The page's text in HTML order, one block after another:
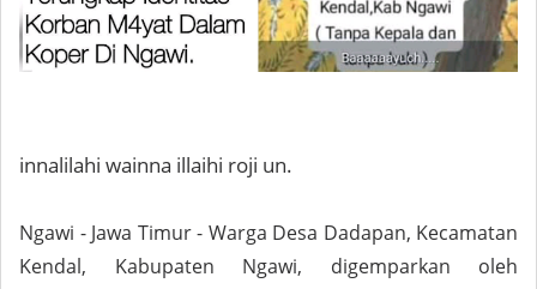
innalilahi wainna illaihi roji un.
Ngawi - Jawa Timur - Warga Desa Dadapan, Kecamatan
Kendal, Kabupaten Ngawi, digemparkan oleh